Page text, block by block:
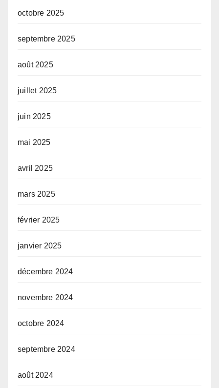
octobre 2025
septembre 2025
août 2025
juillet 2025
juin 2025
mai 2025
avril 2025
mars 2025
février 2025
janvier 2025
décembre 2024
novembre 2024
octobre 2024
septembre 2024
août 2024